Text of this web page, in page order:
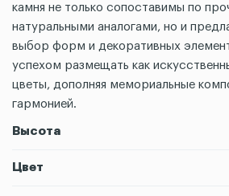
камня не только сопоставимы по
натуральными аналогами, но и
выбор форм и декоративных
успехом размещать как
цветы, дополняя мемориальные
гармонией.
Высота
Цвет